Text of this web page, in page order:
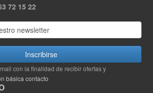
72 15 22
Inscribirse
con la finalidad de recibir ofertas y
básica contacto